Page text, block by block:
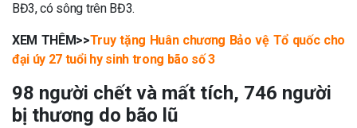
BĐ3, có sông trên BĐ3.
XEM THÊM>>Truy tặng Huân chương Bảo vệ Tổ quốc cho
đại úy 27 tuổi hy sinh trong bão số 3
98 người chết và mất tích, 746 người
bị thương do bão lũ